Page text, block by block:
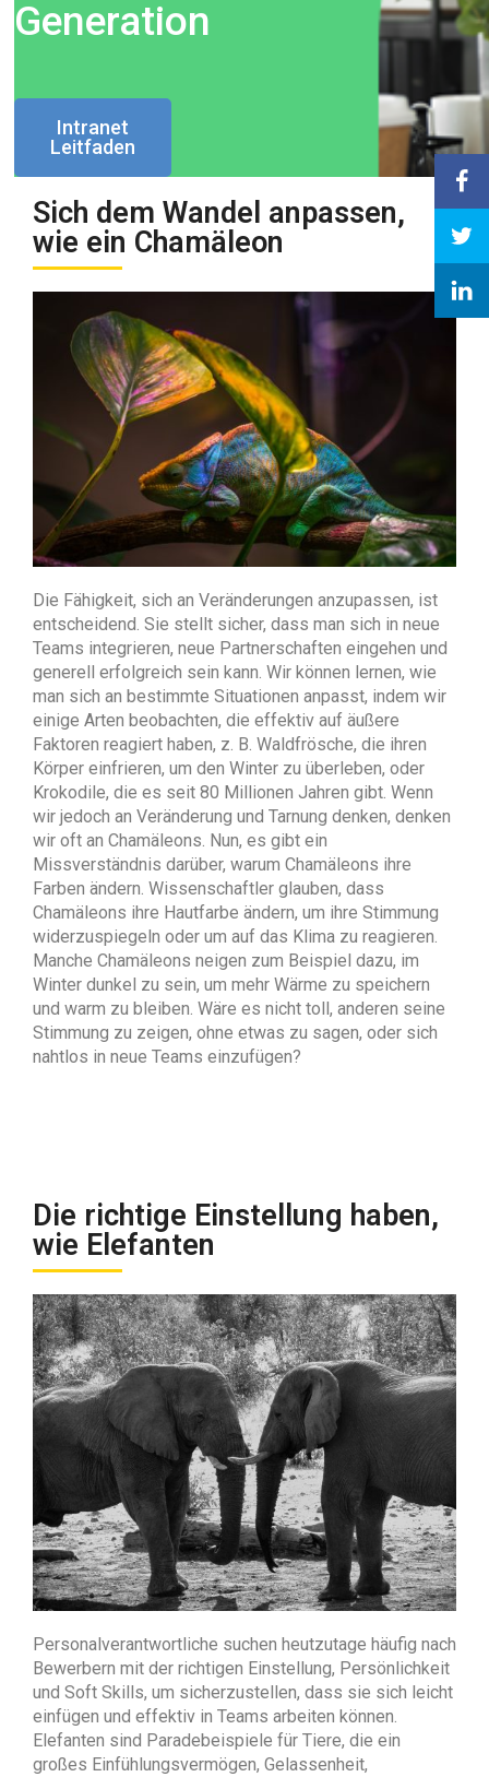
Generation
Intranet
Leitfaden
Sich dem Wandel anpassen,
wie ein Chamäleon
Die Fähigkeit, sich an Veränderungen anzupassen, ist
entscheidend. Sie stellt sicher, dass man sich in neue
Teams integrieren, neue Partnerschaften eingehen und
generell erfolgreich sein kann. Wir können lernen, wie
man sich an bestimmte Situationen anpasst, indem wir
einige Arten beobachten, die effektiv auf äußere
Faktoren reagiert haben, z. B. Waldfrösche, die ihren
Körper einfrieren, um den Winter zu überleben, oder
Krokodile, die es seit 80 Millionen Jahren gibt. Wenn
wir jedoch an Veränderung und Tarnung denken, denken
wir oft an Chamäleons. Nun, es gibt ein
Missverständnis darüber, warum Chamäleons ihre
Farben ändern. Wissenschaftler glauben, dass
Chamäleons ihre Hautfarbe ändern, um ihre Stimmung
widerzuspiegeln oder um auf das Klima zu reagieren.
Manche Chamäleons neigen zum Beispiel dazu, im
Winter dunkel zu sein, um mehr Wärme zu speichern
und warm zu bleiben. Wäre es nicht toll, anderen seine
Stimmung zu zeigen, ohne etwas zu sagen, oder sich
nahtlos in neue Teams einzufügen?
Die richtige Einstellung haben,
wie Elefanten
Personalverantwortliche suchen heutzutage häufig nach
Bewerbern mit der richtigen Einstellung, Persönlichkeit
und Soft Skills, um sicherzustellen, dass sie sich leicht
einfügen und effektiv in Teams arbeiten können.
Elefanten sind Paradebeispiele für Tiere, die ein
großes Einfühlungsvermögen, Gelassenheit,